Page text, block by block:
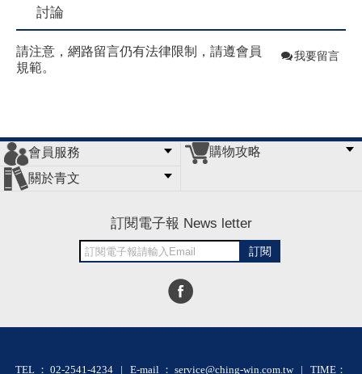
討論
請注意，網路留言仍有法律限制，請遵會員
規範。
我要留言
會員服務
會員辦法
客服信箱
隱私條款
網站導覽
購物攻略
關於青文
訂閱電子報 News letter
訂閱
TEL ： 02-2541-4234 | E-mail ： service@ching-win.com.tw | TIME：